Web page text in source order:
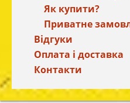
Як купити?
Приватне
Відгуки
Оплата і доставка
Контакти